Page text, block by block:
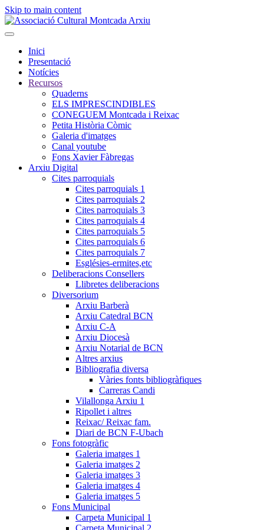
Skip to main content
Inici
Presentació
Notícies
Recursos
Quaderns
ELS IMPRESCINDIBLES
CONEGUEM Montcada i Reixac
Petita Història Còmic
Galeria d'imatges
Canal youtube
Fons Xavier Fàbregas
Arxiu Digital
Cites parroquials
Cites parroquials 1
Cites parroquials 2
Cites parroquials 3
Cites parroquials 4
Cites parroquials 5
Cites parroquials 6
Cites parroquials 7
Esglésies-ermites,etc
Deliberacions Consellers
Llibretes deliberacions
Diversorium
Arxiu Barberà
Arxiu Catedral BCN
Arxiu C-A
Arxiu Diocesà
Arxiu Notarial de BCN
Altres arxius
Bibliografia diversa
Vàries fonts bibliogràfiques
Carreras Candi
Vilallonga Arxiu 1
Ripollet i altres
Reixac/ Reixac fam.
Diari de BCN F-Ubach
Fons fotogràfic
Galeria imatges 1
Galeria imatges 2
Galeria imatges 3
Galeria imatges 4
Galeria imatges 5
Fons Municipal
Carpeta Municipal 1
Carpeta Municipal 2